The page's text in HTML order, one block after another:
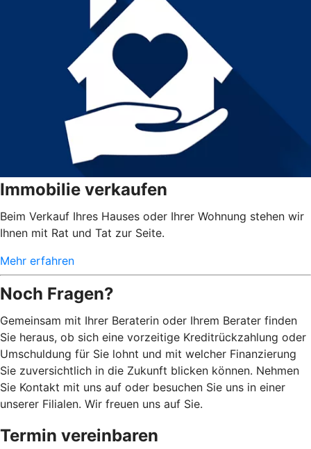
Immobilie verkaufen
Beim Verkauf Ihres Hauses oder Ihrer Wohnung stehen wir
Ihnen mit Rat und Tat zur Seite.
Mehr erfahren
Noch Fragen?
Gemeinsam mit Ihrer Beraterin oder Ihrem Berater finden
Sie heraus, ob sich eine vorzeitige Kreditrückzahlung oder
Umschuldung für Sie lohnt und mit welcher Finanzierung
Sie zuversichtlich in die Zukunft blicken können. Nehmen
Sie Kontakt mit uns auf oder besuchen Sie uns in einer
unserer Filialen. Wir freuen uns auf Sie.
Termin vereinbaren